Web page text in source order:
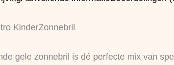
KinderZonnebril
gele zonnebril is dé perfecte mix van